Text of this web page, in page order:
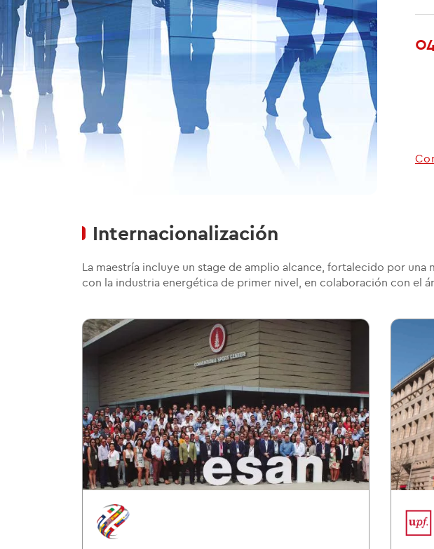
Internacionalización
La maestría incluye un stage de amplio alcance, fortalecido por una
con la industria energética de primer nivel, en colaboración con el